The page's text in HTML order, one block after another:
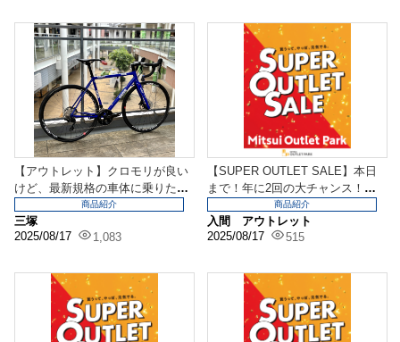
【アウトレット】クロモリが良い
けど、最新規格の車体に乗りたい
という方必見！GIO...
三塚
2025/08/17
1,083
商品紹介
【SUPER OUTLET SALE】本日
まで！年に2回の大チャンス！ア
入間 アウトレット
2025/08/17
515
商品紹介